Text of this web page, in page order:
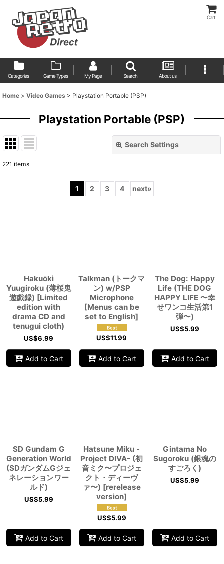
Cart
Categories Game Types My Page Search About us
Home > Video Games > Playstation Portable (PSP)
Playstation Portable (PSP)
Search Settings
221 items
1 2 3 4 next»
Hakuōki
Yuugiroku (薄桜鬼
遊戯録) [Limited
edition with
drama CD and
tenugui cloth)
US$6.99
Add to Cart
Talkman (トークマ
ン) w/PSP
Microphone
[Menus can be
set to English]
US$11.99
Add to Cart
The Dog: Happy
Life (THE DOG
HAPPY LIFE 〜幸
せワンコ生活第1
弾〜)
US$5.99
Add to Cart
SD Gundam G
Generation World
(SDガンダムGジェ
ネレーションワー
ルド)
US$5.99
Add to Cart
Hatsune Miku -
Project DIVA- (初
音ミク〜プロジェ
クト・ディーヴ
ァ〜) [rerelease
version]
US$5.99
Add to Cart
Gintama No
Sugoroku (銀魂の
すごろく)
US$5.99
Add to Cart